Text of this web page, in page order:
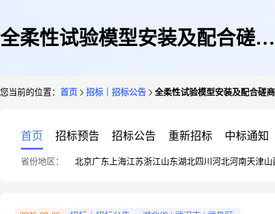
全柔性试验模型安装及配合磋商
您当前的位置： 首页 招标｜招标公告 全柔性试验模型安装及配合磋
首页 招标预告 招标公告 重新招标 中标通知
省份地区： 北京广东 上海江苏浙江山东湖北四川 河北河南天津山